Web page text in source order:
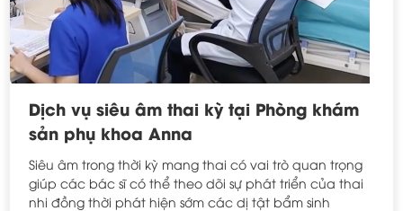
Dịch vụ siêu âm thai kỳ tại Phòng khám
sản phụ khoa Anna
Siêu âm trong thời kỳ mang thai có vai trò quan trọng
giúp các bác sĩ có thể theo dõi sự phát triển của thai
nhi đồng thời phát hiện sớm các dị tật bẩm sinh